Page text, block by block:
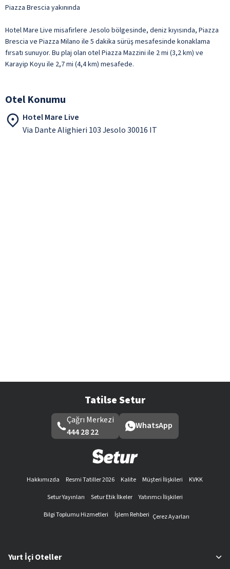
Piazza Brescia yakınında
Hotel Mare Live misafirlere Jesolo bölgesinde, deniz kıyısında, Piazza
Brescia ve Piazza Milano ile 5 dakika sürüş mesafesinde konaklama
fırsatı sunuyor. Bu plaj olan otel Piazza Mazzini ile 2 mi (3,2 km) ve
Karayip Koyu ile 2,7 mi (4,4 km) mesafede.
Otel Konumu
Hotel Mare Live
Via Dante Alighieri 103 Jesolo 30016 IT
Tatilse Setur
Çağrı Merkezi
444 28 22
WhatsApp
Hakkımızda Resmi Tatiller 2026 Kalite Müşteri İlişkileri
KVKK
Setur Yayınları
Setur Etik İlkeler
Yatırımcı İlişkileri
Bilgi Toplumu Hizmetleri
İşlem Rehberi Çerez Ayarları
Yurt İçi Oteller